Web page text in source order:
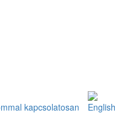
kapcsolatosan